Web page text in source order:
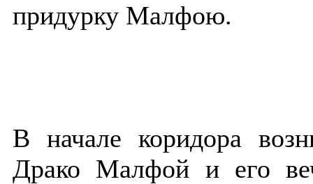
придурку Малфою.
В начале коридора
Драко Малфой и его